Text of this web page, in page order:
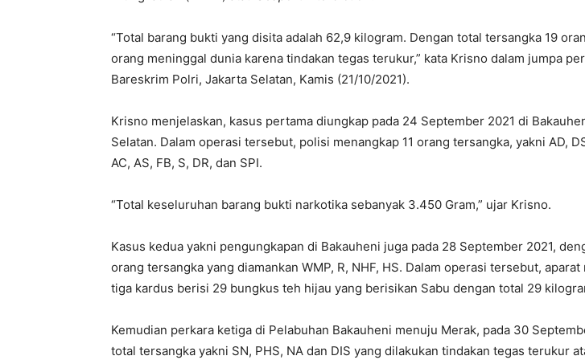
“Total barang bukti yang disita adalah 62,9 kilogram. Dengan total tersangka 19
orang meninggal dunia karena tindakan tegas terukur,” kata Krisno dalam jumpa
Bareskrim Polri, Jakarta Selatan, Kamis (21/10/2021).
Krisno menjelaskan, kasus pertama diungkap pada 24 September 2021 di
Selatan. Dalam operasi tersebut, polisi menangkap 11 orang tersangka, yakni AD,
AC, AS, FB, S, DR, dan SPI.
“Total keseluruhan barang bukti narkotika sebanyak 3.450 Gram,” ujar Krisno.
Kasus kedua yakni pengungkapan di Bakauheni juga pada 28 September 2021,
orang tersangka yang diamankan WMP, R, NHF, HS. Dalam operasi tersebut, aparat
tiga kardus berisi 29 bungkus teh hijau yang berisikan Sabu dengan total 29
Kemudian perkara ketiga di Pelabuhan Bakauheni menuju Merak, pada 30
total tersangka yakni SN, PHS, NA dan DIS yang dilakukan tindakan tegas terukur